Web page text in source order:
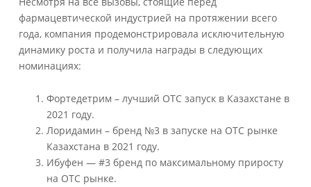
фармацевтической индустрией на протяжении всего
года, компания продемонстрировала исключительную
динамику роста и получила награды в следующих
номинациях:
Фортедетрим – лучший ОТС запуск в Казахстане в
2021 году.
Лоридамин – бренд №3 в запуске на ОТС рынке
Казахстана в 2021 году.
Ибуфен — #3 бренд по максимальному приросту
на ОТС рынке.